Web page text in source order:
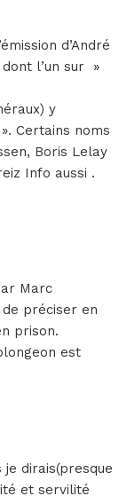
d’André
l’un sur »
y
Certains noms
Boris Lelay
Info aussi .
Marc
préciser en
prison.
est
dirais(presque
et servilité